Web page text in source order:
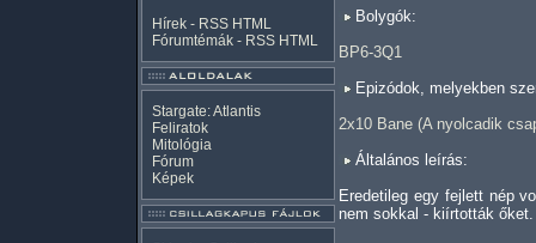
Hírek - RSS HTML
Fórumtémák - RSS HTML
Stargate: Atlantis
Feliratok
Mitológia
Fórum
Képek
Bolygók:
BP6-3Q1
Epizódok, melyekben
2x10 Bane (A nyolcadik
Általános leírás:
Eredetileg egy fejlett nép
nem sokkal - kiírtották őket.